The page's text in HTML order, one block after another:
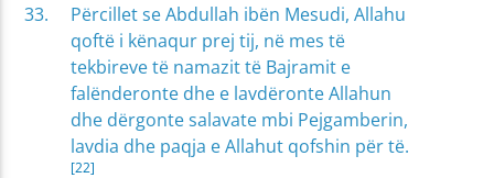
Përcillet se Abdullah ibën Mesudi, Allahu
qoftë i kënaqur prej tij, në mes të
tekbireve të namazit të Bajramit e
falënderonte dhe e lavdëronte Allahun
dhe dërgonte salavate mbi Pejgamberin,
lavdia dhe paqja e Allahut qofshin për të.
[22]